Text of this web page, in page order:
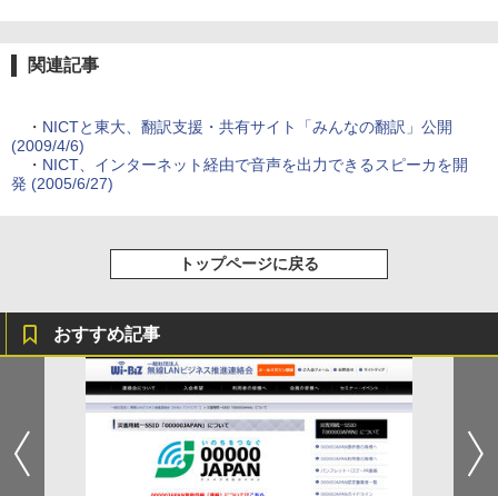
関連記事
・ NICTと東大、翻訳支援・共有サイト「みんなの翻訳」公開
(2009/4/6)
・ NICT、インターネット経由で音声を出力できるスピーカを開
発 (2005/6/27)
トップページに戻る
おすすめ記事